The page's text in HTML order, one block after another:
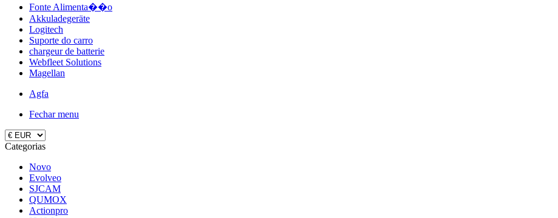
Fonte Alimenta��o
Akkuladegeräte
Logitech
Suporte do carro
chargeur de batterie
Webfleet Solutions
Magellan
Agfa
Fechar menu
Categorias
Novo
Evolveo
SJCAM
QUMOX
Actionpro